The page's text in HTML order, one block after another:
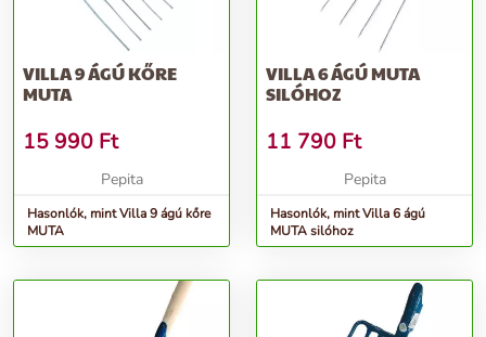
VILLA 9 ÁGÚ KŐRE
MUTA
15 990 Ft
Pepita
Hasonlók, mint Villa 9 ágú kőre
MUTA
VILLA 6 ÁGÚ MUTA
SILÓHOZ
11 790 Ft
Pepita
Hasonlók, mint Villa 6 ágú
MUTA silóhoz